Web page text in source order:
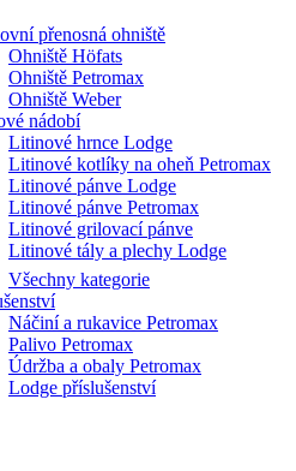
přenosná ohniště
Ohniště Höfats
Ohniště Petromax
Ohniště Weber
nádobí
Litinové hrnce Lodge
Litinové kotlíky na oheň Petromax
Litinové pánve Lodge
Litinové pánve Petromax
Litinové grilovací pánve
Litinové tály a plechy Lodge
Všechny kategorie
Náčiní a rukavice Petromax
Palivo Petromax
Údržba a obaly Petromax
Lodge příslušenství